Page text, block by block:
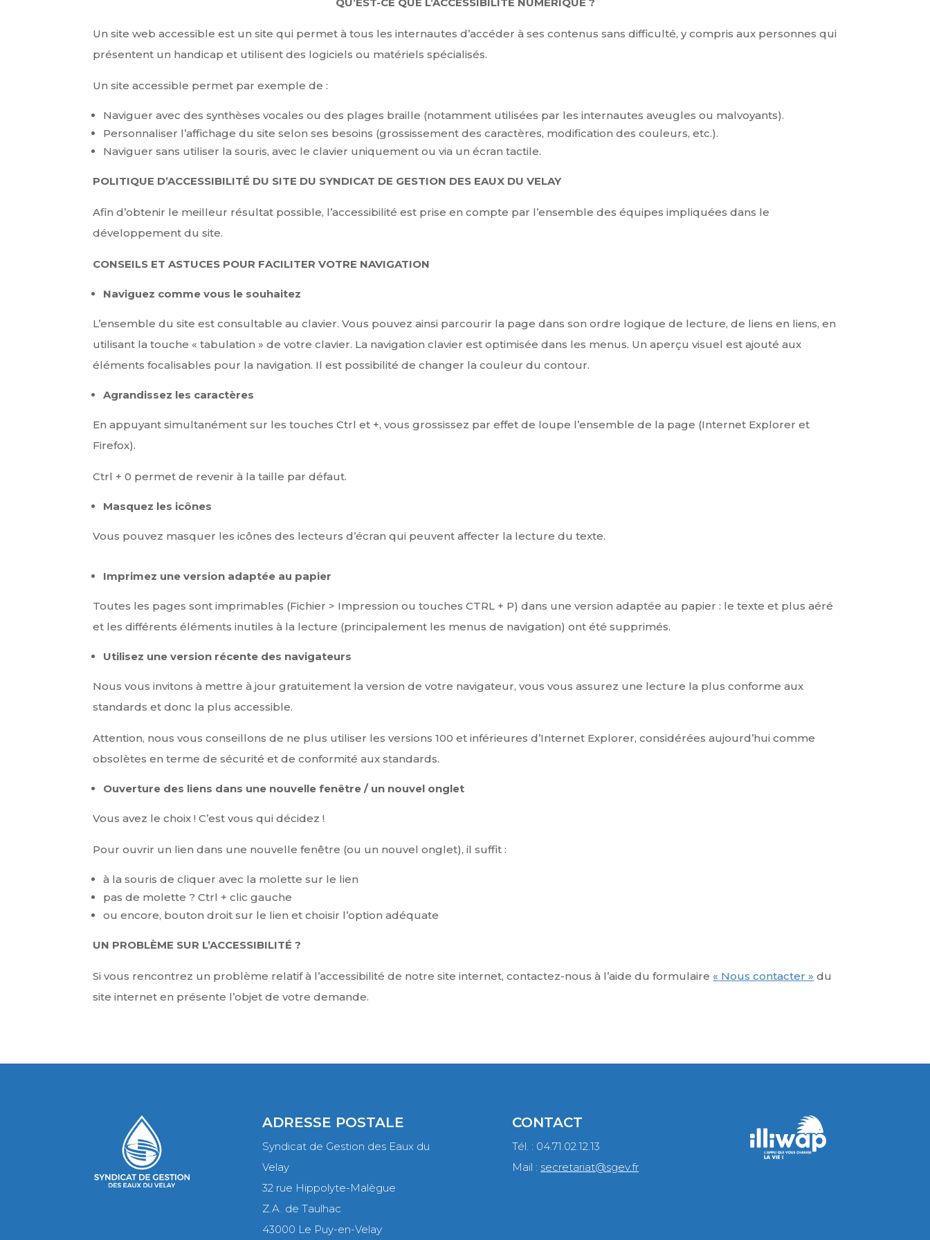
Un site web accessible est un site qui permet à tous les internautes d’accéder à ses contenus sans difficulté, y compris aux personnes qui
présentent un handicap et utilisent des logiciels ou matériels spécialisés.
Un site accessible permet par exemple de :
Naviguer avec des synthèses vocales ou des plages braille (notamment utilisées par les internautes aveugles ou malvoyants).
Personnaliser l’affichage du site selon ses besoins (grossissement des caractères, modification des couleurs, etc.).
Naviguer sans utiliser la souris, avec le clavier uniquement ou via un écran tactile.
POLITIQUE D’ACCESSIBILITÉ DU SITE DU SYNDICAT DE GESTION DES EAUX DU VELAY
Afin d’obtenir le meilleur résultat possible, l’accessibilité est prise en compte par l’ensemble des équipes impliquées dans le
développement du site.
CONSEILS ET ASTUCES POUR FACILITER VOTRE NAVIGATION
Naviguez comme vous le souhaitez
L’ensemble du site est consultable au clavier. Vous pouvez ainsi parcourir la page dans son ordre logique de lecture, de liens en liens, en
utilisant la touche « tabulation » de votre clavier. La navigation clavier est optimisée dans les menus. Un aperçu visuel est ajouté aux
éléments focalisables pour la navigation. Il est possibilité de changer la couleur du contour.
Agrandissez les caractères
En appuyant simultanément sur les touches Ctrl et +, vous grossissez par effet de loupe l’ensemble de la page (Internet Explorer et
Firefox).
Ctrl + 0 permet de revenir à la taille par défaut.
Masquez les icônes
Vous pouvez masquer les icônes des lecteurs d’écran qui peuvent affecter la lecture du texte.
Imprimez une version adaptée au papier
Toutes les pages sont imprimables (Fichier > Impression ou touches CTRL + P) dans une version adaptée au papier : le texte et plus aéré
et les différents éléments inutiles à la lecture (principalement les menus de navigation) ont été supprimés.
Utilisez une version récente des navigateurs
Nous vous invitons à mettre à jour gratuitement la version de votre navigateur, vous vous assurez une lecture la plus conforme aux
standards et donc la plus accessible.
Attention, nous vous conseillons de ne plus utiliser les versions 100 et inférieures d’Internet Explorer, considérées aujourd’hui comme
obsolètes en terme de sécurité et de conformité aux standards.
Ouverture des liens dans une nouvelle fenêtre / un nouvel onglet
Vous avez le choix ! C’est vous qui décidez !
Pour ouvrir un lien dans une nouvelle fenêtre (ou un nouvel onglet), il suffit :
à la souris de cliquer avec la molette sur le lien
pas de molette ? Ctrl + clic gauche
ou encore, bouton droit sur le lien et choisir l’option adéquate
UN PROBLÈME SUR L’ACCESSIBILITÉ ?
Si vous rencontrez un problème relatif à l’accessibilité de notre site internet, contactez-nous à l’aide du formulaire « Nous contacter » du
site internet en présente l’objet de votre demande.
ADRESSE POSTALE
Syndicat de Gestion des Eaux du
Velay
32 rue Hippolyte-Malègue
Z.A. de Taulhac
43000 Le Puy-en-Velay
CONTACT
Tél. : 04.71.02.12.13
Mail : secretariat@sgev.fr